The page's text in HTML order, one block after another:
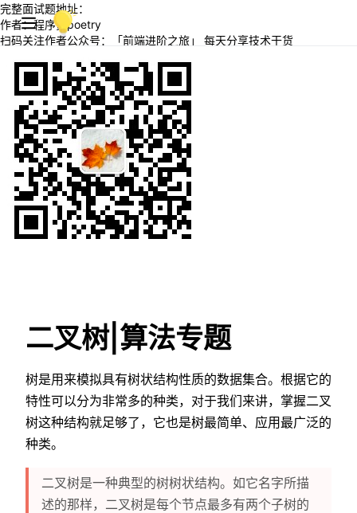
完整面试题地址：
作者：程序员poetry
扫码关注作者公众号：「前端进阶之旅」 每天分享技术干货
二叉树|算法专题
树是用来模拟具有树状结构性质的数据集合。根据它的
特性可以分为非常多的种类，对于我们来讲，掌握二叉
树这种结构就足够了，它也是树最简单、应用最广泛的
种类。
二叉树是一种典型的树树状结构。如它名字所描
述的那样，二叉树是每个节点最多有两个子树的